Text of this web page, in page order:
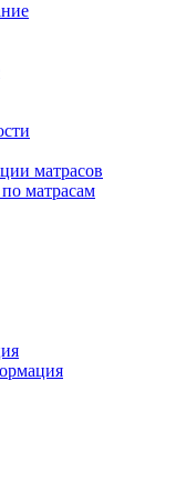
матрасов
матрасам